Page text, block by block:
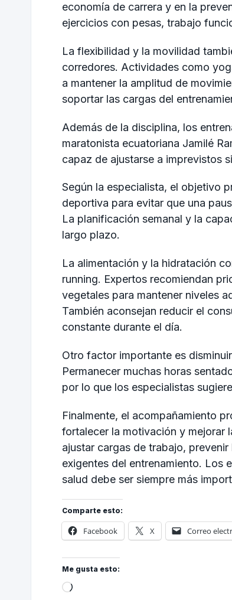
economía de carrera y en la
ejercicios con pesas, trabajo
La flexibilidad y la movilidad
corredores. Actividades como
a mantener la amplitud de
soportar las cargas del
Además de la disciplina, los
maratonista ecuatoriana Jamilé
capaz de ajustarse a imprevistos
Según la especialista, el objetivo
deportiva para evitar que una
La planificación semanal y la
largo plazo.
La alimentación y la hidratación
running. Expertos recomiendan
vegetales para mantener niveles
También aconsejan reducir el
constante durante el día.
Otro factor importante es
Permanecer muchas horas
por lo que los especialistas
Finalmente, el acompañamiento
fortalecer la motivación y mejorar
ajustar cargas de trabajo,
exigentes del entrenamiento. Los
salud debe ser siempre más
Comparte esto:
Facebook X Correo
Me gusta esto: